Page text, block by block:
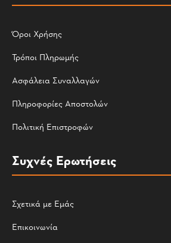
Όροι Χρήσης
Τρόποι Πληρωμής
Ασφάλεια Συναλλαγών
Πληροφορίες Αποστολών
Πολιτική Επιστροφών
Συχνές Ερωτήσεις
Σχετικά με Εμάς
Επικοινωνία